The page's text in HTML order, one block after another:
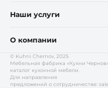
Наши услуги
О компании
© Kuhni Chernov, 2025
Мебельная фабрика «Кухни
каталог кухонной мебели.
Для направления
предложений о сотрудничестве: